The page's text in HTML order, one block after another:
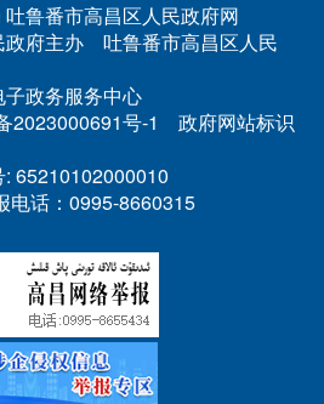
鲁番市高昌区人民政府网
政府主办 吐鲁番市高昌区人民
政务服务中心
2023000691号-1 政府网站标识
65210102000010
电话：0995-8660315